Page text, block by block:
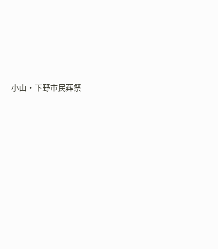
小山・下野市民葬祭